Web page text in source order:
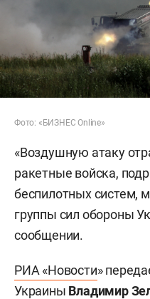
Фото: «БИЗНЕС Online»
«Воздушную атаку
ракетные войска,
беспилотных систем,
группы сил обороны
сообщении.
РИА «Новости»
Украины Владимир